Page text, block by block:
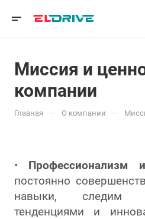
Миссия и
компании
Главная — О компании —
• Профессионализм
постоянно
навыки, следим
тенденциями и